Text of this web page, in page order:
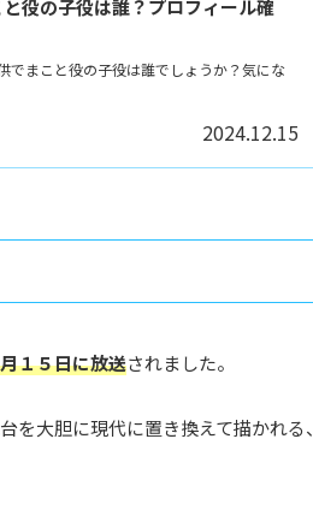
役の子役は誰？プロフィール確
でまこと役の子役は誰でしょうか？気にな
2024.12.15
１５日に放送されました。
大胆に現代に置き換えて描かれる、